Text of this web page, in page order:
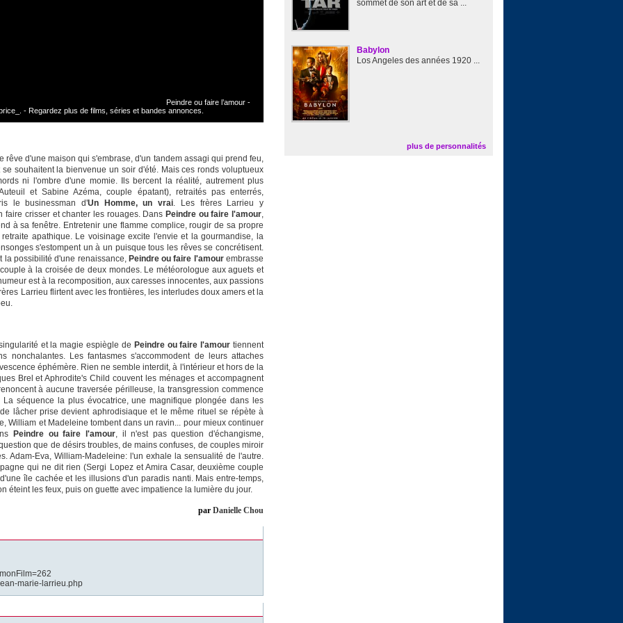
Peindre ou faire l’amour -
- Regardez plus de films, séries et bandes annonces.
rêve d'une maison qui s'embrase, d'un tandem assagi qui prend feu,
souhaitent la bienvenue un soir d'été. Mais ces ronds voluptueux
ni l'ombre d'une momie. Ils bercent la réalité, autrement plus
et Sabine Azéma, couple épatant), retraités pas enterrés,
le businessman d'Un Homme, un vrai. Les frères Larrieu y
crisser et chanter les rouages. Dans Peindre ou faire l'amour,
à sa fenêtre. Entretenir une flamme complice, rougir de sa propre
apathique. Le voisinage excite l'envie et la gourmandise, la
s'estompent un à un puisque tous les rêves se concrétisent.
la possibilité d'une renaissance, Peindre ou faire l'amourembrasse
à la croisée de deux mondes. Le météorologue aux aguets et
est à la recomposition, aux caresses innocentes, aux passions
Larrieu flirtent avec les frontières, les interludes doux amers et la
et la magie espiègle de Peindre ou faire l'amour tiennent
nonchalantes. Les fantasmes s'accommodent de leurs attaches
éphémère. Rien ne semble interdit, à l'intérieur et hors de la
Brel et Aphrodite's Child couvent les ménages et accompagnent
à aucune traversée périlleuse, la transgression commence
séquence la plus évocatrice, une magnifique plongée dans les
lâcher prise devient aphrodisiaque et le même rituel se répète à
William et Madeleine tombent dans un ravin... pour mieux continuer
Peindre ou faire l'amour, il n'est pas question d'échangisme,
que de désirs troubles, de mains confuses, de couples miroir
Adam-Eva, William-Madeleine: l'un exhale la sensualité de l'autre.
qui ne dit rien (Sergi Lopez et Amira Casar, deuxième couple
île cachée et les illusions d'un paradis nanti. Mais entre-temps,
éteint les feux, puis on guette avec impatience la lumière du jour.
par Danielle Chou
marie-larrieu.php
sommet de son art et de sa ...
Babylon
Los Angeles des années 1920 ...
plus de personnalités